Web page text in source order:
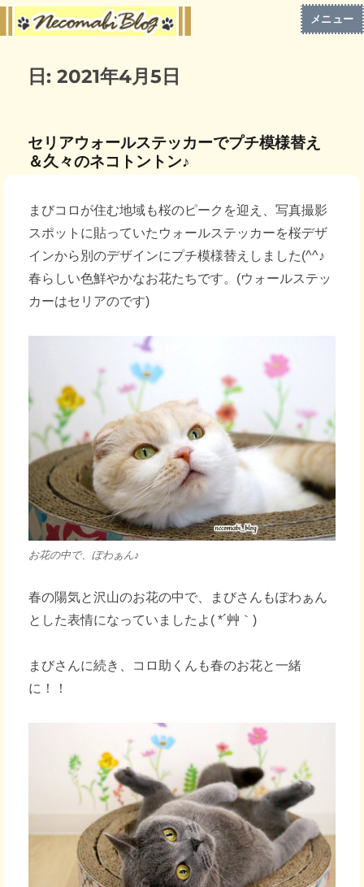
メニュー
日:2021年4月5日
セリアウォールステッカーでプチ模様替え
＆久々のネコトントン♪
まびコロが住む地域も桜のピークを迎え、写真撮影
スポットに貼っていたウォールステッカーを桜デザ
インから別のデザインにプチ模様替えしました(^^♪
春らしい色鮮やかなお花たちです。(ウォールステッ
カーはセリアのです)
お花の中で、ぽわぁん♪
春の陽気と沢山のお花の中で、まびさんもぽわぁん
とした表情になっていましたよ( *´艸｀)
まびさんに続き、コロ助くんも春のお花と一緒
に！！